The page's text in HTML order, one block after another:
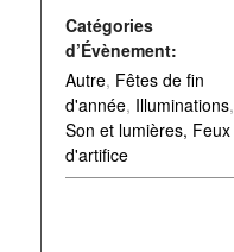
Catégories
d’Évènement:
Autre, Fêtes de fin
d'année, Illuminations,
Son et lumières, Feux
d'artifice